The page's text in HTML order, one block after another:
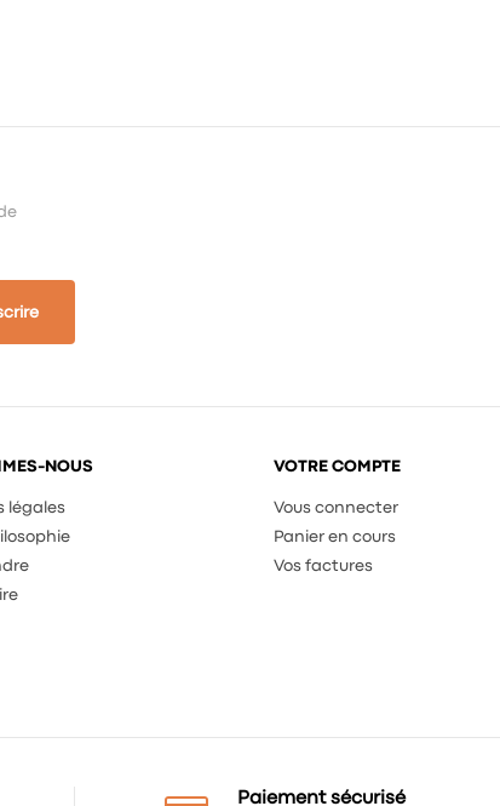
NOUS
légales
VOTRE COMPTE
Vous connecter
Panier en cours
Vos factures
Paiement sécurisé